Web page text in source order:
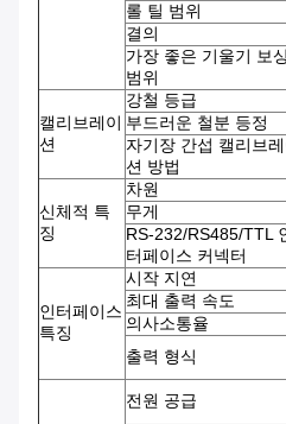
롤 틸 범위
결의
가장 좋은 기울기 보
범위
캘리브레이
션
강철 등급
부드러운 철분 등정
자기장 간섭 캘리브레
션 방법
신체적 특
징
차원
무게
RS-232/RS485/TTL
터페이스 커넥터
인터페이스
특징
시작 지연
최대 출력 속도
의사소통율
출력 형식
전원 공급